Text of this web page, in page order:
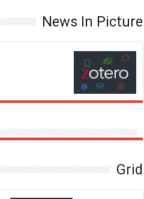
News In Picture
Grid